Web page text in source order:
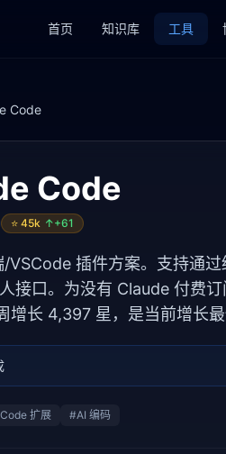
首页 知识库 工具
Code
Code
⭐ 45k ↑+61
VSCode 插件方案。支持通
接口。为没有 Claude 付费
长 4,397 星，是当前增长
扩展 #AI 编码